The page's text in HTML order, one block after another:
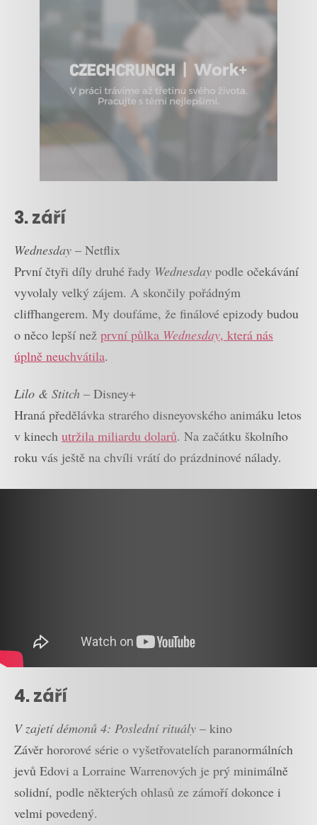
3. září
Wednesday – Netflix
První čtyři díly druhé řady Wednesday podle očekávání
vyvolaly velký zájem. A skončily pořádným
cliffhangerem. My doufáme, že finálové epizody budou
o něco lepší než první půlka Wednesday, která nás
úplně neuchvátila.
Lilo & Stitch – Disney+
Hraná předělávka strarého disneyovského animáku letos
v kinech utržila miliardu dolarů. Na začátku školního
roku vás ještě na chvíli vrátí do prázdninové nálady.
4. září
V zajetí démonů 4: Poslední rituály – kino
Závěr hororové série o vyšetřovatelích paranormálních
jevů Edovi a Lorraine Warrenových je prý minimálně
solidní, podle některých ohlasů ze zámoří dokonce i
velmi povedený.